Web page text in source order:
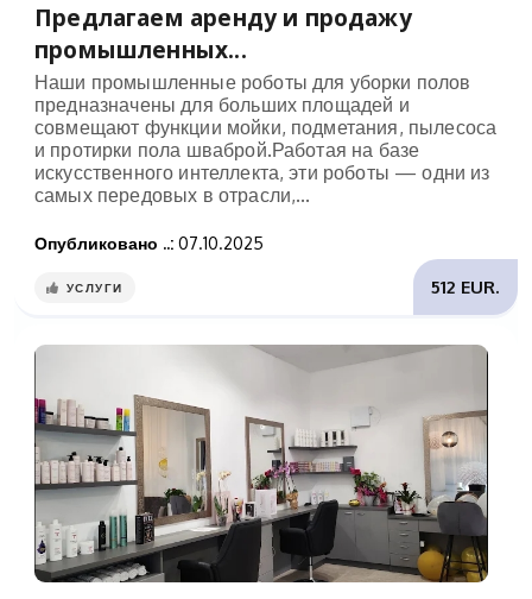
Предлагаем аренду и продажу
промышленных...
Наши промышленные роботы для уборки полов
предназначены для больших площадей и
совмещают функции мойки, подметания, пылесоса
и протирки пола шваброй.Работая на базе
искусственного интеллекта, эти роботы — одни из
самых передовых в отрасли,...
Опубликовано ..: 07.10.2025
512 EUR.
УСЛУГИ